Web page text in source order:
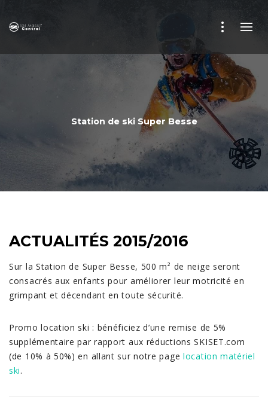
Station de ski Super Besse
ACTUALITÉS 2015/2016
Sur la Station de Super Besse, 500 m² de neige seront
consacrés aux enfants pour améliorer leur motricité en
grimpant et décendant en toute sécurité.
Promo location ski : bénéficiez d’une remise de 5%
supplémentaire par rapport aux réductions SKISET.com
(de 10% à 50%) en allant sur notre page location matériel
ski.